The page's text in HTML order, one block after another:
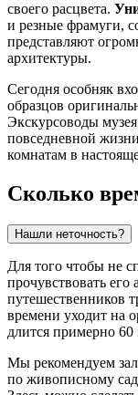
своего расцвета.
и резные фрамуги,
представляют
архитектуры.
Сегодня особняк
образцов
Экскурсоводы
повседневной
комнатам в
Сколько
Нашли неточность?
Для того чтобы не
прочувствовать
путешественников
времени уходит на
длится примерно 60
Мы рекомендуем
по живописному